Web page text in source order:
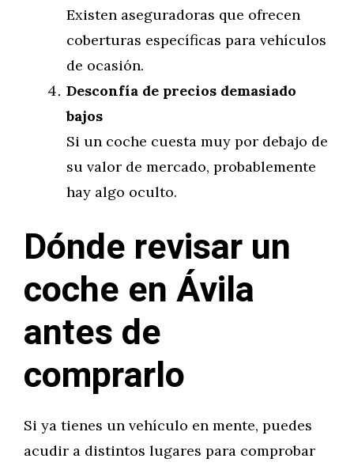
Existen aseguradoras que ofrecen
coberturas específicas para vehículos
de ocasión.
Desconfía de precios demasiado
bajos
Si un coche cuesta muy por debajo de
su valor de mercado, probablemente
hay algo oculto.
Dónde revisar un
coche en Ávila
antes de
comprarlo
Si ya tienes un vehículo en mente, puedes
acudir a distintos lugares para comprobar